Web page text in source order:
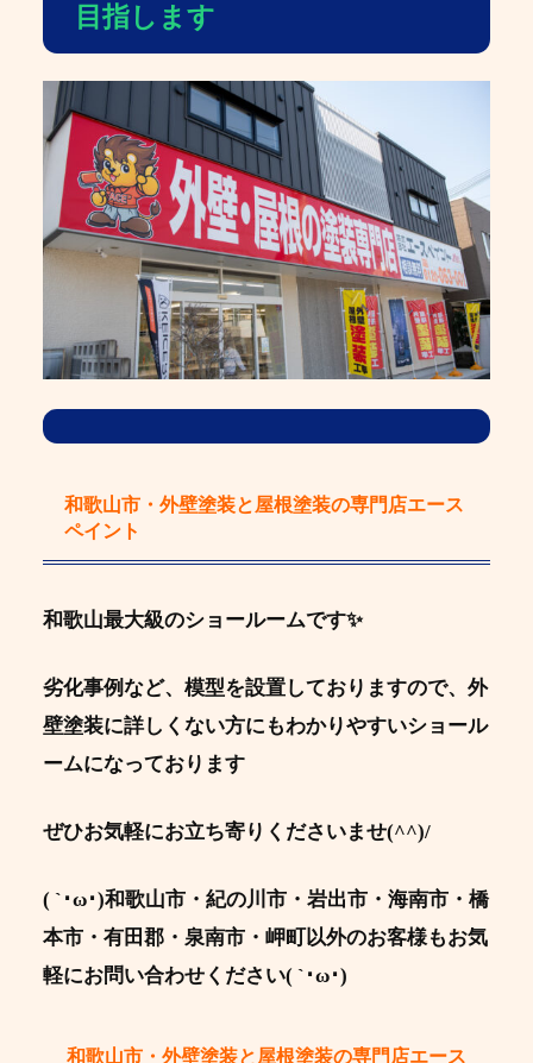
目指します
和歌山市・外壁塗装と屋根塗装の専門店エース
ペイント
和歌山最大級のショールームです✨
劣化事例など、模型を設置しておりますので、外
壁塗装に詳しくない方にもわかりやすいショール
ームになっております
ぜひお気軽にお立ち寄りくださいませ(^^)/
( `･ω･)和歌山市・紀の川市・岩出市・海南市・橋
本市・有田郡・泉南市・岬町以外のお客様もお気
軽にお問い合わせください( `･ω･)
和歌山市・外壁塗装と屋根塗装の専門店エース